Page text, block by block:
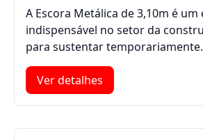
A Escora Metálica de 3,10m é
indispensável no setor da
para sustentar
Ver detalhes